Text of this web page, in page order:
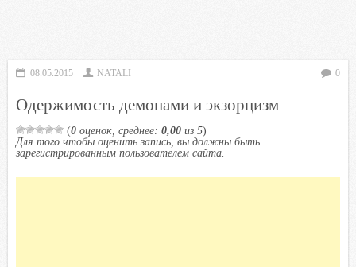
08.05.2015 NATALI 0
Одержимость демонами и экзорцизм
(0 оценок, среднее: 0,00 из 5)
Для того чтобы оценить запись, вы должны быть
зарегистрированным пользователем сайта.